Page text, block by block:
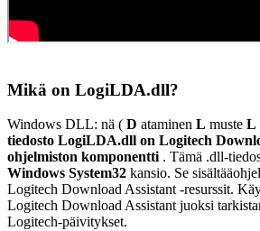
Mikä on LogiLDA.dll?
Windows DLL: nä ( D ataminen L muste L
tiedosto LogiLDA.dll on Logitech
ohjelmiston komponentti . Tämä .dll-
Windows System32 kansio. Se sisältää
Logitech Download Assistant -resurssit.
Logitech Download Assistant juoksi
Logitech-päivitykset.